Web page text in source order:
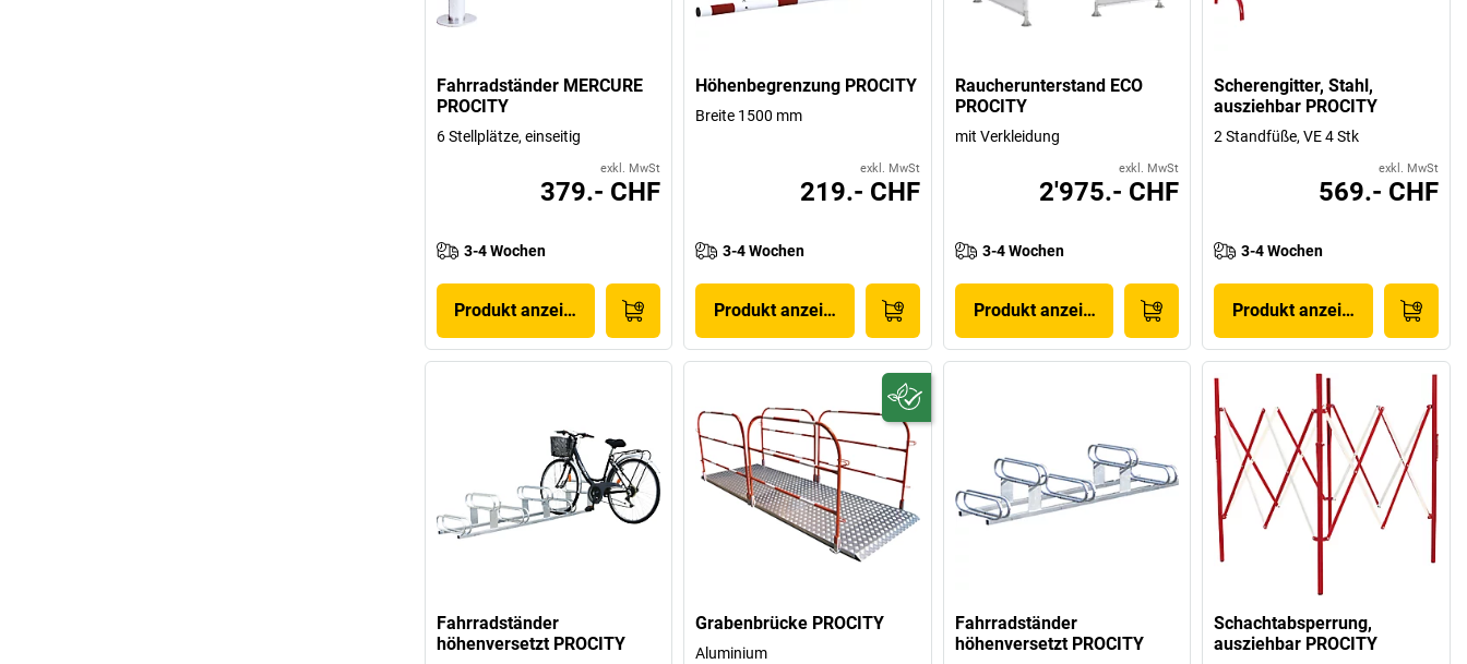
Fahrradständer MERCURE
PROCITY
6 Stellplätze, einseitig
exkl. MwSt
379.- CHF
3-4 Wochen
Produkt anzeigen
Höhenbegrenzung PROCITY
Breite 1500 mm
exkl. MwSt
219.- CHF
3-4 Wochen
Produkt anzeigen
Raucherunterstand ECO
PROCITY
mit Verkleidung
exkl. MwSt
2'975.- CHF
3-4 Wochen
Produkt anzeigen
Scherengitter, Stahl,
ausziehbar PROCITY
2 Standfüße, VE 4 Stk
exkl. MwSt
569.- CHF
3-4 Wochen
Produkt anzeigen
Fahrradständer
höhenversetzt PROCITY
Grabenbrücke PROCITY
Aluminium
Fahrradständer
höhenversetzt PROCITY
Schachtabsperrung,
ausziehbar PROCITY